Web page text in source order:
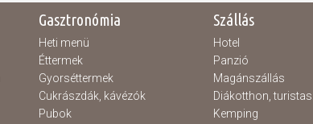
Gasztronómia
Heti menü
Éttermek
Gyorséttermek
Cukrászdák, kávézók
Pubok
Szállás
Hotel
Panzió
Magánszállás
Diákotthon,
Kemping